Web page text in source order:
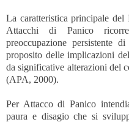
La caratteristica principale
Attacchi di Panico
preoccupazione persistente
proposito delle implicazioni
da significative alterazioni del
(APA, 2000).
Per Attacco di Panico
paura e disagio che si